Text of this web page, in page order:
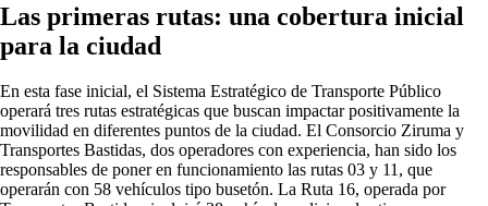
Las primeras rutas: una cobertura inicial
para la ciudad
En esta fase inicial, el Sistema Estratégico de Transporte Público
operará tres rutas estratégicas que buscan impactar positivamente la
movilidad en diferentes puntos de la ciudad. El Consorcio Ziruma y
Transportes Bastidas, dos operadores con experiencia, han sido los
responsables de poner en funcionamiento las rutas 03 y 11, que
operarán con 58 vehículos tipo busetón. La Ruta 16, operada por